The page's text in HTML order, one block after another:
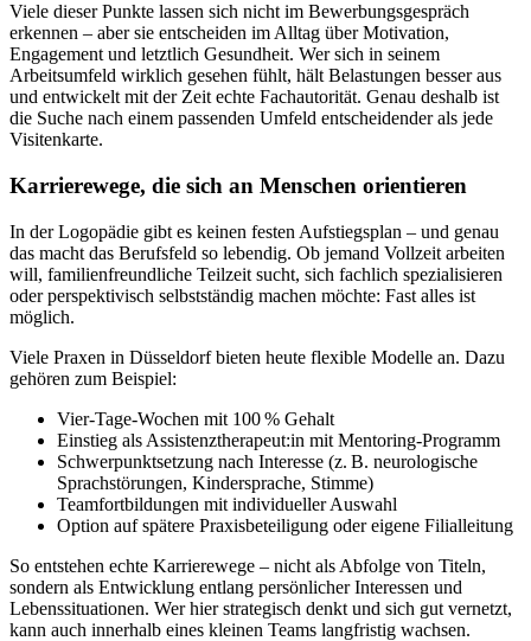
Viele dieser Punkte lassen sich nicht im Bewerbungsgespräch
erkennen – aber sie entscheiden im Alltag über Motivation,
Engagement und letztlich Gesundheit. Wer sich in seinem
Arbeitsumfeld wirklich gesehen fühlt, hält Belastungen besser aus
und entwickelt mit der Zeit echte Fachautorität. Genau deshalb ist
die Suche nach einem passenden Umfeld entscheidender als jede
Visitenkarte.
Karrierewege, die sich an Menschen orientieren
In der Logopädie gibt es keinen festen Aufstiegsplan – und genau
das macht das Berufsfeld so lebendig. Ob jemand Vollzeit arbeiten
will, familienfreundliche Teilzeit sucht, sich fachlich spezialisieren
oder perspektivisch selbstständig machen möchte: Fast alles ist
möglich.
Viele Praxen in Düsseldorf bieten heute flexible Modelle an. Dazu
gehören zum Beispiel:
Vier-Tage-Wochen mit 100 % Gehalt
Einstieg als Assistenztherapeut:in mit Mentoring-Programm
Schwerpunktsetzung nach Interesse (z. B. neurologische
Sprachstörungen, Kindersprache, Stimme)
Teamfortbildungen mit individueller Auswahl
Option auf spätere Praxisbeteiligung oder eigene Filialleitung
So entstehen echte Karrierewege – nicht als Abfolge von Titeln,
sondern als Entwicklung entlang persönlicher Interessen und
Lebenssituationen. Wer hier strategisch denkt und sich gut vernetzt,
kann auch innerhalb eines kleinen Teams langfristig wachsen.